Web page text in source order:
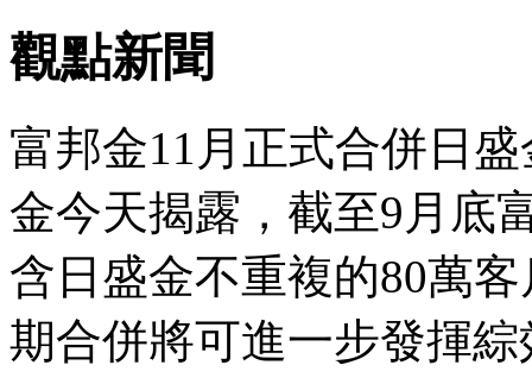
觀點新聞
富邦金11月正式合併日
金今天揭露，截至9月底
含日盛金不重複的80萬
期合併將可進一步發揮綜